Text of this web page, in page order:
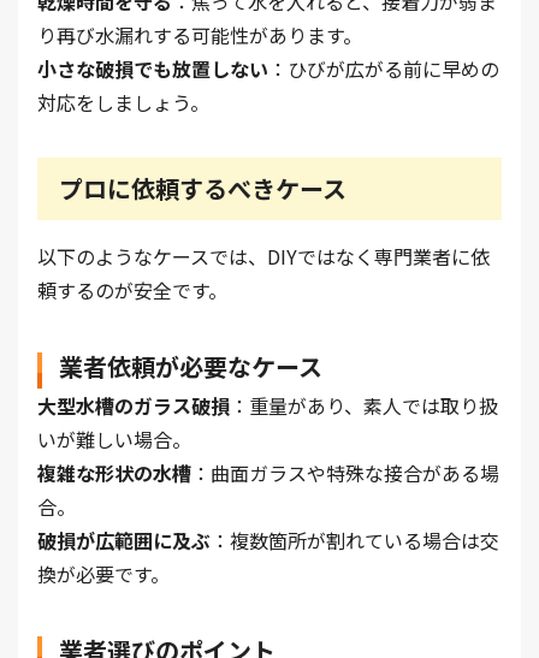
り再び水漏れする可能性があります。
小さな破損でも放置しない ：ひびが広がる前に早めの
対応をしましょう。
プロに依頼するべきケース
以下のようなケースでは、DIYではなく専門業者に依
頼するのが安全です。
業者依頼が必要なケース
大型水槽のガラス破損 ：重量があり、素人では取り扱
いが難しい場合。
複雑な形状の水槽 ：曲面ガラスや特殊な接合がある場
合。
破損が広範囲に及ぶ ：複数箇所が割れている場合は交
換が必要です。
業者選びのポイント